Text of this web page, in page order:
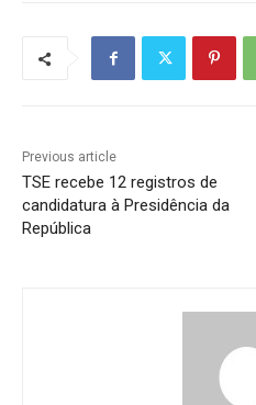
Previous article
TSE recebe 12 registros de
candidatura à Presidência da
República